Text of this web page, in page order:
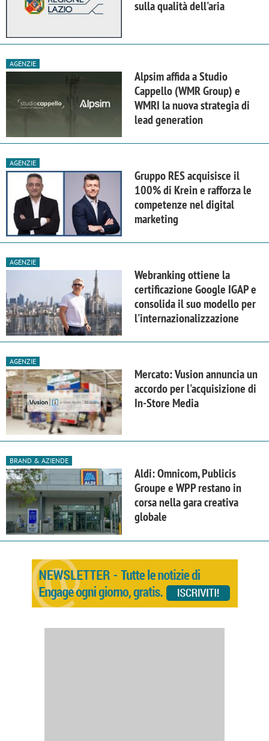
sulla qualità dell'aria
AGENZIE
Alpsim affida a Studio
Cappello (WMR Group) e
WMRI la nuova strategia di
lead generation
AGENZIE
Gruppo RES acquisisce il
100% di Krein e rafforza le
competenze nel digital
marketing
AGENZIE
Webranking ottiene la
certificazione Google IGAP e
consolida il suo modello per
l'internazionalizzazione
AGENZIE
Mercato: Vusion annuncia un
accordo per l'acquisizione di
In-Store Media
BRAND & AZIENDE
Aldi: Omnicom, Publicis
Groupe e WPP restano in
corsa nella gara creativa
globale